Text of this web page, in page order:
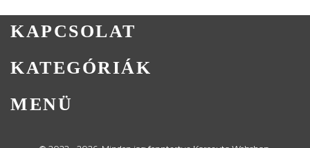
KAPCSOLAT
KATEGÓRIÁK
MENÜ